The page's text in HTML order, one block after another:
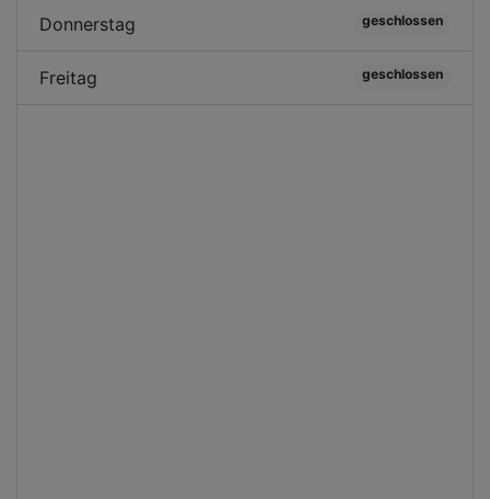
Donnerstag geschlossen
Freitag geschlossen